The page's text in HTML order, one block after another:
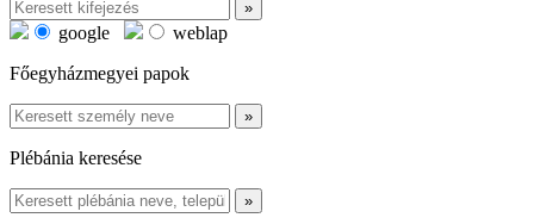
google
weblap
Főegyházmegyei papok
Plébánia keresése